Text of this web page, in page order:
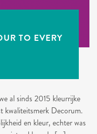
TO EVERY
al sinds 2015 kleurrijke
kwaliteitsmerk Decorum.
en kleur, echter was